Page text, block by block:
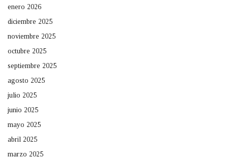
enero 2026
diciembre 2025
noviembre 2025
octubre 2025
septiembre 2025
agosto 2025
julio 2025
junio 2025
mayo 2025
abril 2025
marzo 2025